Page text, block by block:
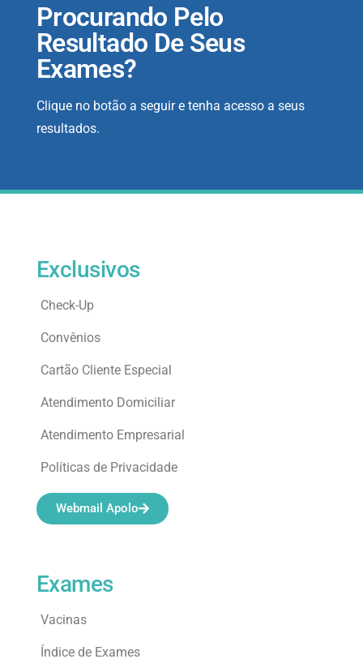
Procurando Pelo
Resultado De Seus
Exames?
Clique no botão a seguir e tenha acesso a seus
resultados.
Exames
Vacinas
Índice de Exames
Exclusivos
Check-Up
Convênios
Cartão Cliente Especial
Atendimento Domiciliar
Atendimento Empresarial
Políticas de Privacidade
Webmail Apolo